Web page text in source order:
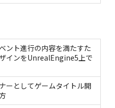
ント進行の内容を満たすた
インをUnrealEngine5上で
ーとしてゲームタイトル開